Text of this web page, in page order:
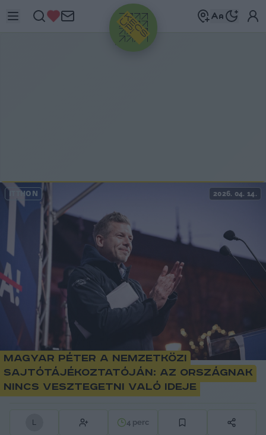
HIRDETÉS
ITTHON 2026. 04. 14.
Magyar Péter a nemzetközi
sajtótájékoztatóján: az országnak
nincs vesztegetni való ideje
L 4 perc